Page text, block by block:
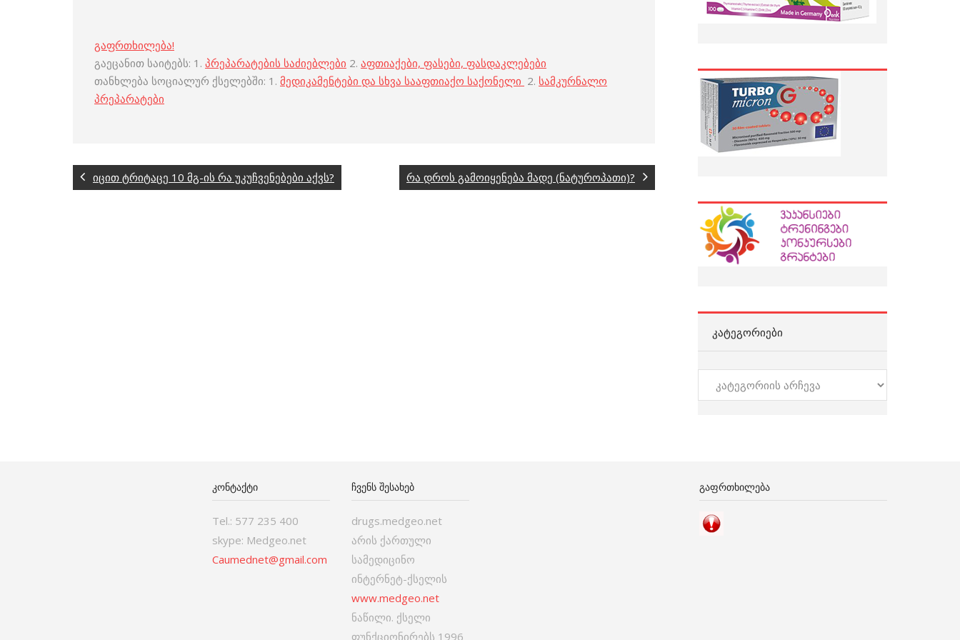
გაფრთხილება!
გაეცანით საიტებს: 1. პრეპარატების საძიებლები 2. აფთიაქები, ფასები, ფასდაკლებები
თანხლება სოციალურ ქსელებში: 1. მედიკამენტები და სხვა სააფთიაქო საქონელი 2. სამკურნალო
პრეპარატები
იცით ტრიტაცე 10 მგ-ის რა უკუჩვენებები აქვს? რა დროს გამოიყენება მადე (ნატუროპათი)?
ᲙᲐᲢᲔᲒᲝᲠᲘᲔᲑᲘ
კატეგორიები
ᲙᲝᲜᲢᲐᲥᲢᲘ
Tel.: 577 235 400
skype: Medgeo.net
Caumednet@gmail.com
ᲩᲕᲔᲜᲡ ᲨᲔᲡᲐᲮᲔᲑ
drugs.medgeo.net
არის ქართული
სამედიცინო
ინტერნეტ-ქსელის
www.medgeo.net
ნაწილი. ქსელი
ფუნქციონირებს 1996
ᲒᲐᲤᲠᲗᲮᲘᲚᲔᲑᲐ